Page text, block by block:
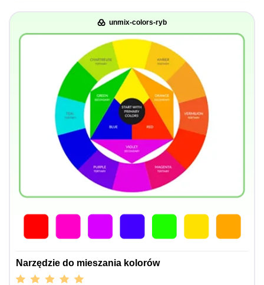
unmix-colors-ryb
Narzędzie do mieszania kolorów